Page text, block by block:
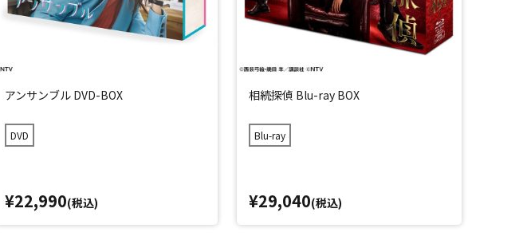
アンサンブル DVD-BOX
DVD
¥22,990(税込)
相続探偵 Blu-ray BOX
Blu-ray
¥29,040(税込)